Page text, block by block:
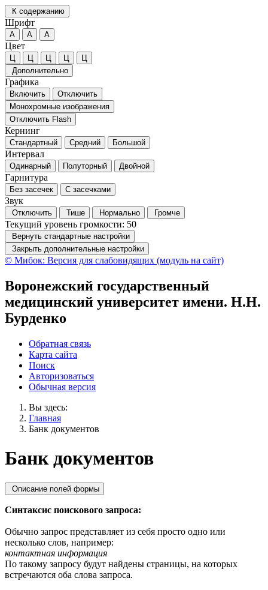
К содержанию
Шрифт
А А А
Цвет
Ц Ц Ц Ц
Ц
Дополнительно
Графика
Включить
Отключить
Монохромные изображения
Отключить Flash
Кернинг
Стандартный Средний Большой
Интервал
Одинарный Полуторный Двойной
Гарнитура
Без засечек С засечками
Звук
Отключить Тише Нормально Громче
Текущий уровень громкости: 50
Вернуть стандартные настройки
Закрыть дополнительные настройки
© Мибок: Версия для слабовидящих (модуль на сайт)
Воронежский государственный
медицинский университет имени. Н.Н.
Бурденко
Обратная связь
Карта сайта
Поиск
Авторизоваться
Обычная версия
Вы здесь:
Главная
Банк документов
Банк документов
Описание полей формы
Синтаксис поискового запроса:
Обычно запрос представляет из себя просто одно или
несколько слов, например:
контактная информация
По такому запросу будут найдены страницы, на которых
встречаются оба слова запроса.